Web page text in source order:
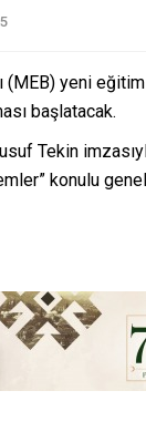
(MEB) yeni
başlatacak.
Tekin
konulu